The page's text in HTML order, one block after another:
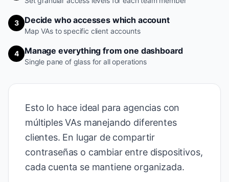
3 Decide who accesses which account
Map VAs to specific client accounts
4 Manage everything from one dashboard
Single pane of glass for all operations
Esto lo hace ideal para agencias con
múltiples VAs manejando diferentes
clientes. En lugar de compartir
contraseñas o cambiar entre dispositivos,
cada cuenta se mantiene organizada.